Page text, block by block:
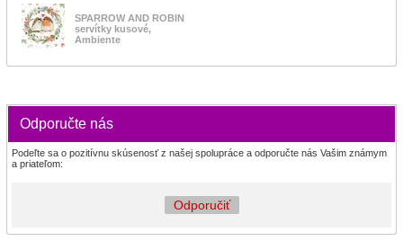
SPARROW AND ROBIN
servítky kusové,
Ambiente
Odporučte nás
Podeľte sa o pozitívnu skúsenosť z našej spolupráce a odporučte nás Vašim známym
a priateľom:
Odporučiť